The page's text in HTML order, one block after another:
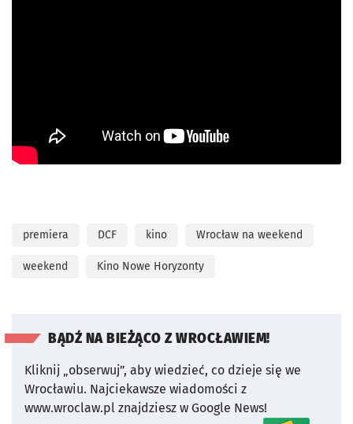
premiera DCF kino Wrocław na weekend
weekend Kino Nowe Horyzonty
BĄDŹ NA BIEŻĄCO Z WROCŁAWIEM!
Kliknij „obserwuj”, aby wiedzieć, co dzieje się we
Wrocławiu. Najciekawsze wiadomości z
www.wroclaw.pl znajdziesz w Google News!